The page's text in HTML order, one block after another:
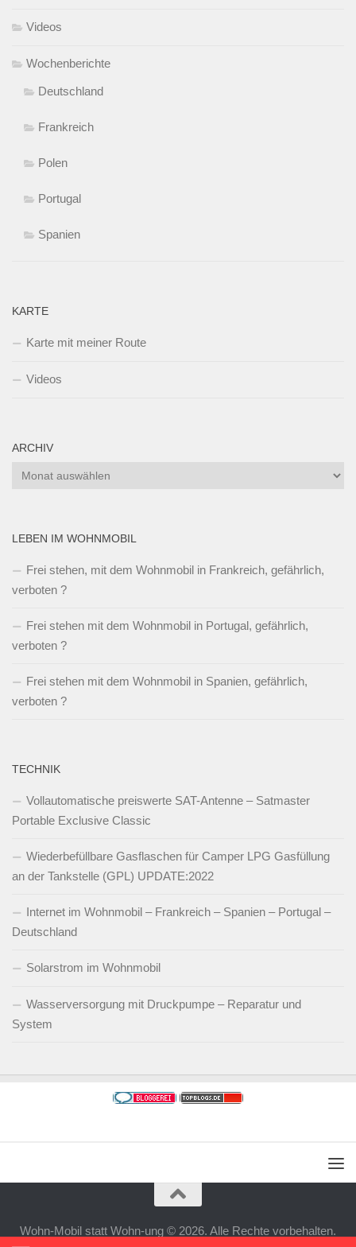
Videos
Wochenberichte
Deutschland
Frankreich
Polen
Portugal
Spanien
KARTE
Karte mit meiner Route
Videos
ARCHIV
Archiv
LEBEN IM WOHNMOBIL
Frei stehen, mit dem Wohnmobil in Frankreich, gefährlich,
verboten ?
Frei stehen mit dem Wohnmobil in Portugal, gefährlich,
verboten ?
Frei stehen mit dem Wohnmobil in Spanien, gefährlich,
verboten ?
TECHNIK
Vollautomatische preiswerte SAT-Antenne – Satmaster
Portable Exclusive Classic
Wiederbefüllbare Gasflaschen für Camper LPG Gasfüllung
an der Tankstelle (GPL) UPDATE:2022
Internet im Wohnmobil – Frankreich – Spanien – Portugal –
Deutschland
Solarstrom im Wohnmobil
Wasserversorgung mit Druckpumpe – Reparatur und
System
Wohn-Mobil statt Wohn-ung © 2026. Alle Rechte vorbehalten.